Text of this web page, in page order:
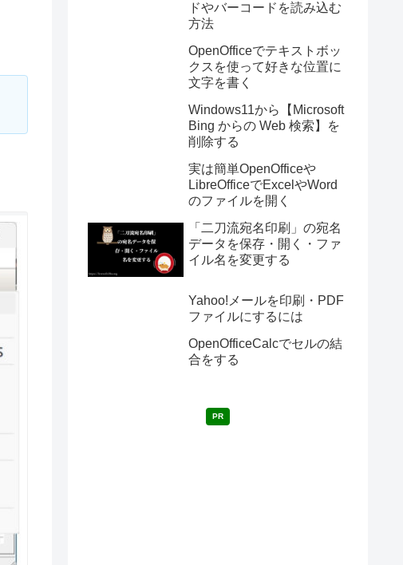
ドやバーコードを読み込む
方法
OpenOfficeでテキストボッ
クスを使って好きな位置に
文字を書く
Windows11から【Microsoft
Bing からの Web 検索】を
削除する
実は簡単OpenOfficeや
LibreOfficeでExcelやWord
のファイルを開く
「二刀流宛名印刷」の宛名
データを保存・開く・ファ
イル名を変更する
Yahoo!メールを印刷・PDF
ファイルにするには
OpenOfficeCalcでセルの結
合をする
PR